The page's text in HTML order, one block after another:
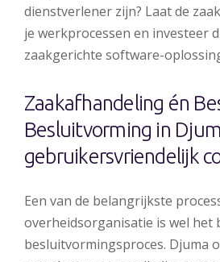
dienstverlener zijn? Laat de
je werkprocessen en investeer
zaakgerichte software-
Zaakafhandeling én
Besluitvorming in
gebruikersvriendelijk
Een van de belangrijkste
overheidsorganisatie is wel het
besluitvormingsproces. Djuma